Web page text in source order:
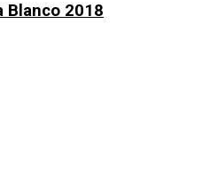
Blanco 2018